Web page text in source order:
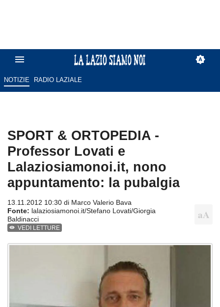
NOTIZIE RADIO LAZIALE
SPORT & ORTOPEDIA -
Professor Lovati e
Lalaziosiamonoi.it, nono
appuntamento: la pubalgia
13.11.2012 10:30 di Marco Valerio Bava
Fonte: lalaziosiamonoi.it/Stefano Lovati/Giorgia
Baldinacci
VEDI LETTURE